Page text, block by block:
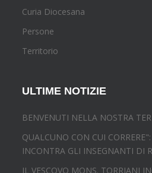
Curia Diocesana
Persone
Territorio
ULTIME NOTIZIE
BENVENUTI NELLA NOSTRA
QUALCUNO CON CUI
INCONTRA GLI INSEGNANTI DI
IL VESCOVO MONS. TORRIANI